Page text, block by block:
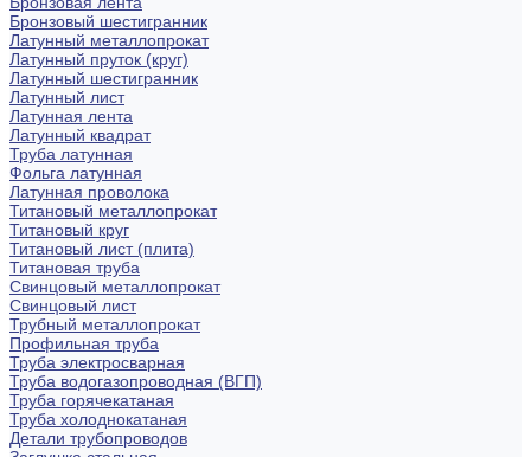
Бронзовый шестигранник
Латунный металлопрокат
Латунный пруток (круг)
Латунный шестигранник
Латунный лист
Латунная лента
Латунный квадрат
Труба латунная
Фольга латунная
Латунная проволока
Титановый металлопрокат
Титановый круг
Титановый лист (плита)
Титановая труба
Свинцовый металлопрокат
Свинцовый лист
Трубный металлопрокат
Профильная труба
Труба электросварная
Труба водогазопроводная (ВГП)
Труба горячекатаная
Труба холоднокатаная
Детали трубопроводов